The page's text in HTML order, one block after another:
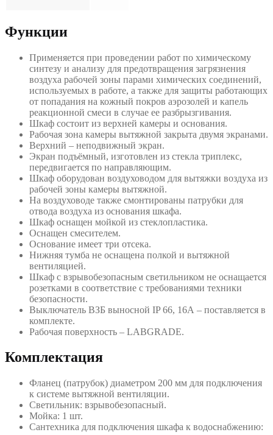
Функции
Применяется при проведении работ по химическому
синтезу и анализу для предотвращения загрязнения
воздуха рабочей зоны парами химических соединений,
используемых в работе, а также для защиты работающих
от попадания на кожный покров аэрозолей и капель
реакционной смеси в случае ее разбрызгивания.
Шкаф состоит из верхней камеры и основания.
Рабочая зона камеры вытяжной закрыта двумя экранами.
Верхний – неподвижный экран.
Экран подъёмный, изготовлен из стекла триплекс,
передвигается по направляющим.
Шкаф оборудован воздуховодом для вытяжки воздуха из
рабочей зоны камеры вытяжной.
На воздуховоде также смонтированы патрубки для
отвода воздуха из основания шкафа.
Шкаф оснащен мойкой из стеклопластика.
Оснащен смесителем.
Основание имеет три отсека.
Нижняя тумба не оснащена полкой и вытяжной
вентиляцией.
Шкаф с взрывобезопасным светильником не оснащается
розетками в соответствие с требованиями техники
безопасности.
Выключатель ВЗБ выносной IP 66, 16А – поставляется в
комплекте.
Рабочая поверхность – LABGRADE.
Комплектация
Фланец (патрубок) диаметром 200 мм для подключения
к системе вытяжной вентиляции.
Светильник: взрывобезопасный.
Мойка: 1 шт.
Сантехника для подключения шкафа к водоснабжению: